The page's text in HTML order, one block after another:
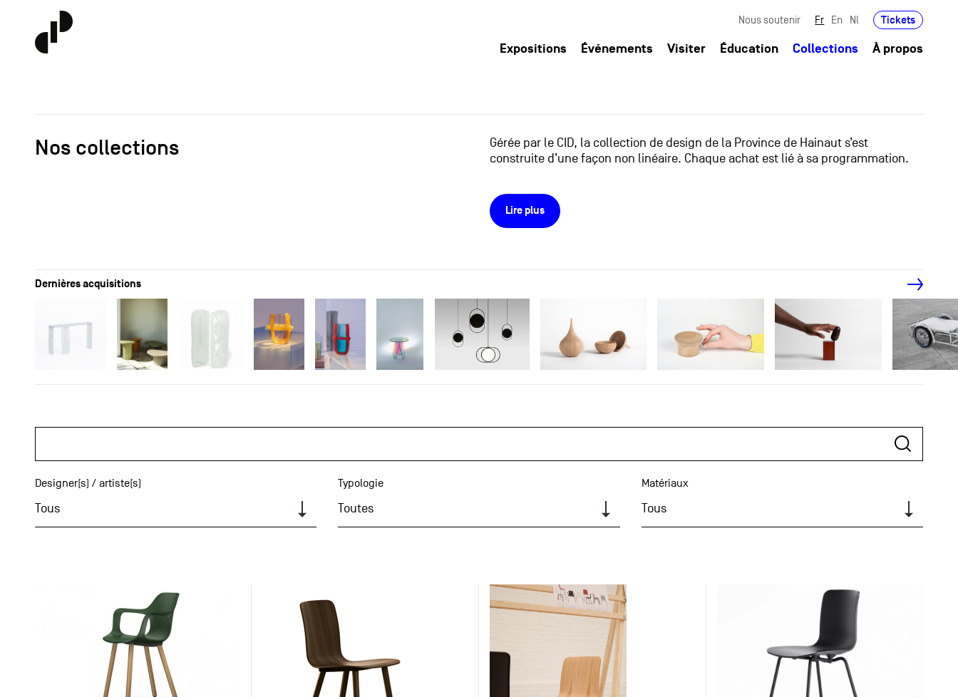
Nous soutenir Fr En Nl Tickets
Expositions Événements Visiter Éducation Collections À propos
Nos collections
Gérée par le CID, la collection de design de la Province de Hainaut s’est
construite d’une façon non linéaire. Chaque achat est lié à sa programmation.
Lire plus
Dernières acquisitions
Designer(s) / artiste(s)
Tous
Typologie
Toutes
Matériaux
Tous